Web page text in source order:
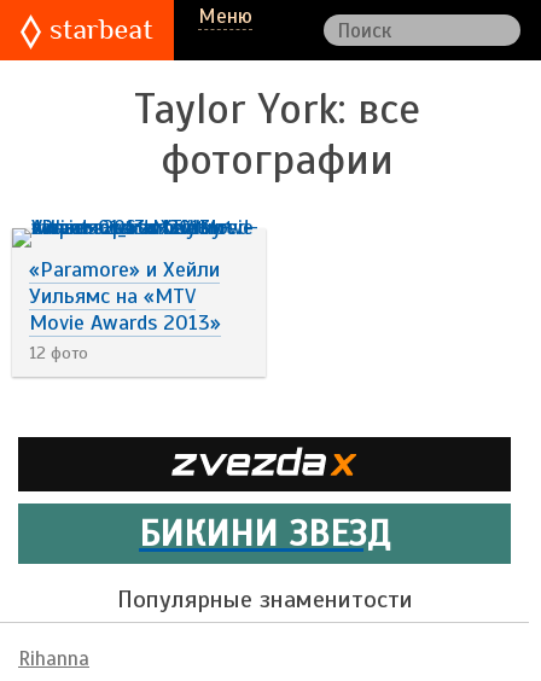
Меню
Taylor York: все
фотографии
«Paramore» и Хейли
Уильямс на «MTV
Movie Awards 2013»
12 фото
БИКИНИ ЗВЕЗД
Популярные знаменитости
Rihanna